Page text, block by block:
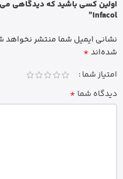
اولین کسی باشید که دیدگاهی
Infacol”
نشانی ایمیل شما منتشر نخواهد
شده‌اند*
امتیاز شما
دیدگاه شما *